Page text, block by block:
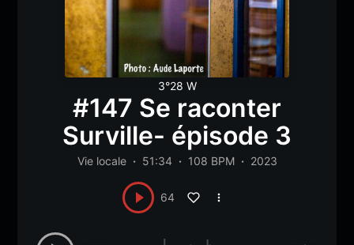
3°28 W
#147 Se raconter
Surville- épisode 3
Vie locale 51:34 108 BPM 2023
64